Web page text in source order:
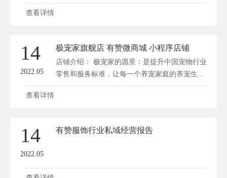
查看详情
14
2022.05
极宠家旗舰店 有赞微商城 小程序店铺
店铺介绍： 极宠家的愿景：是提升中国宠物行业
零售和服务标准，让每一个养宠家庭的养宠生...
查看详情
14
2022.05
有赞服饰行业私域经营报告